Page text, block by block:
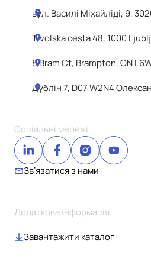
вул. Василі Міхайліді, 9,
Tivolska cesta 48, 1000
8 Bram Ct, Brampton, ON
Дублін 7, D07 W2N4
Додаткова інформація
Завантажити каталог
Соціальні мережі
Звʼязатися з нами